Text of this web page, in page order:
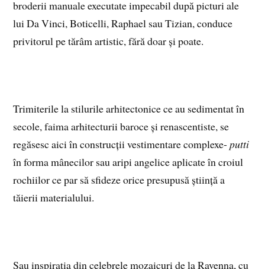
broderii manuale executate impecabil după picturi ale
lui Da Vinci, Boticelli, Raphael sau Tizian, conduce
privitorul pe tărâm artistic, fără doar și poate.
Trimiterile la stilurile arhitectonice ce au sedimentat în
secole, faima arhitecturii baroce și renascentiste, se
regăsesc aici în construcții vestimentare complexe-putti
în forma mânecilor sau aripi angelice aplicate în croiul
rochiilor ce par să sfideze orice presupusă știință a
tăierii materialului.
Sau inspirația din celebrele mozaicuri de la Ravenna, cu